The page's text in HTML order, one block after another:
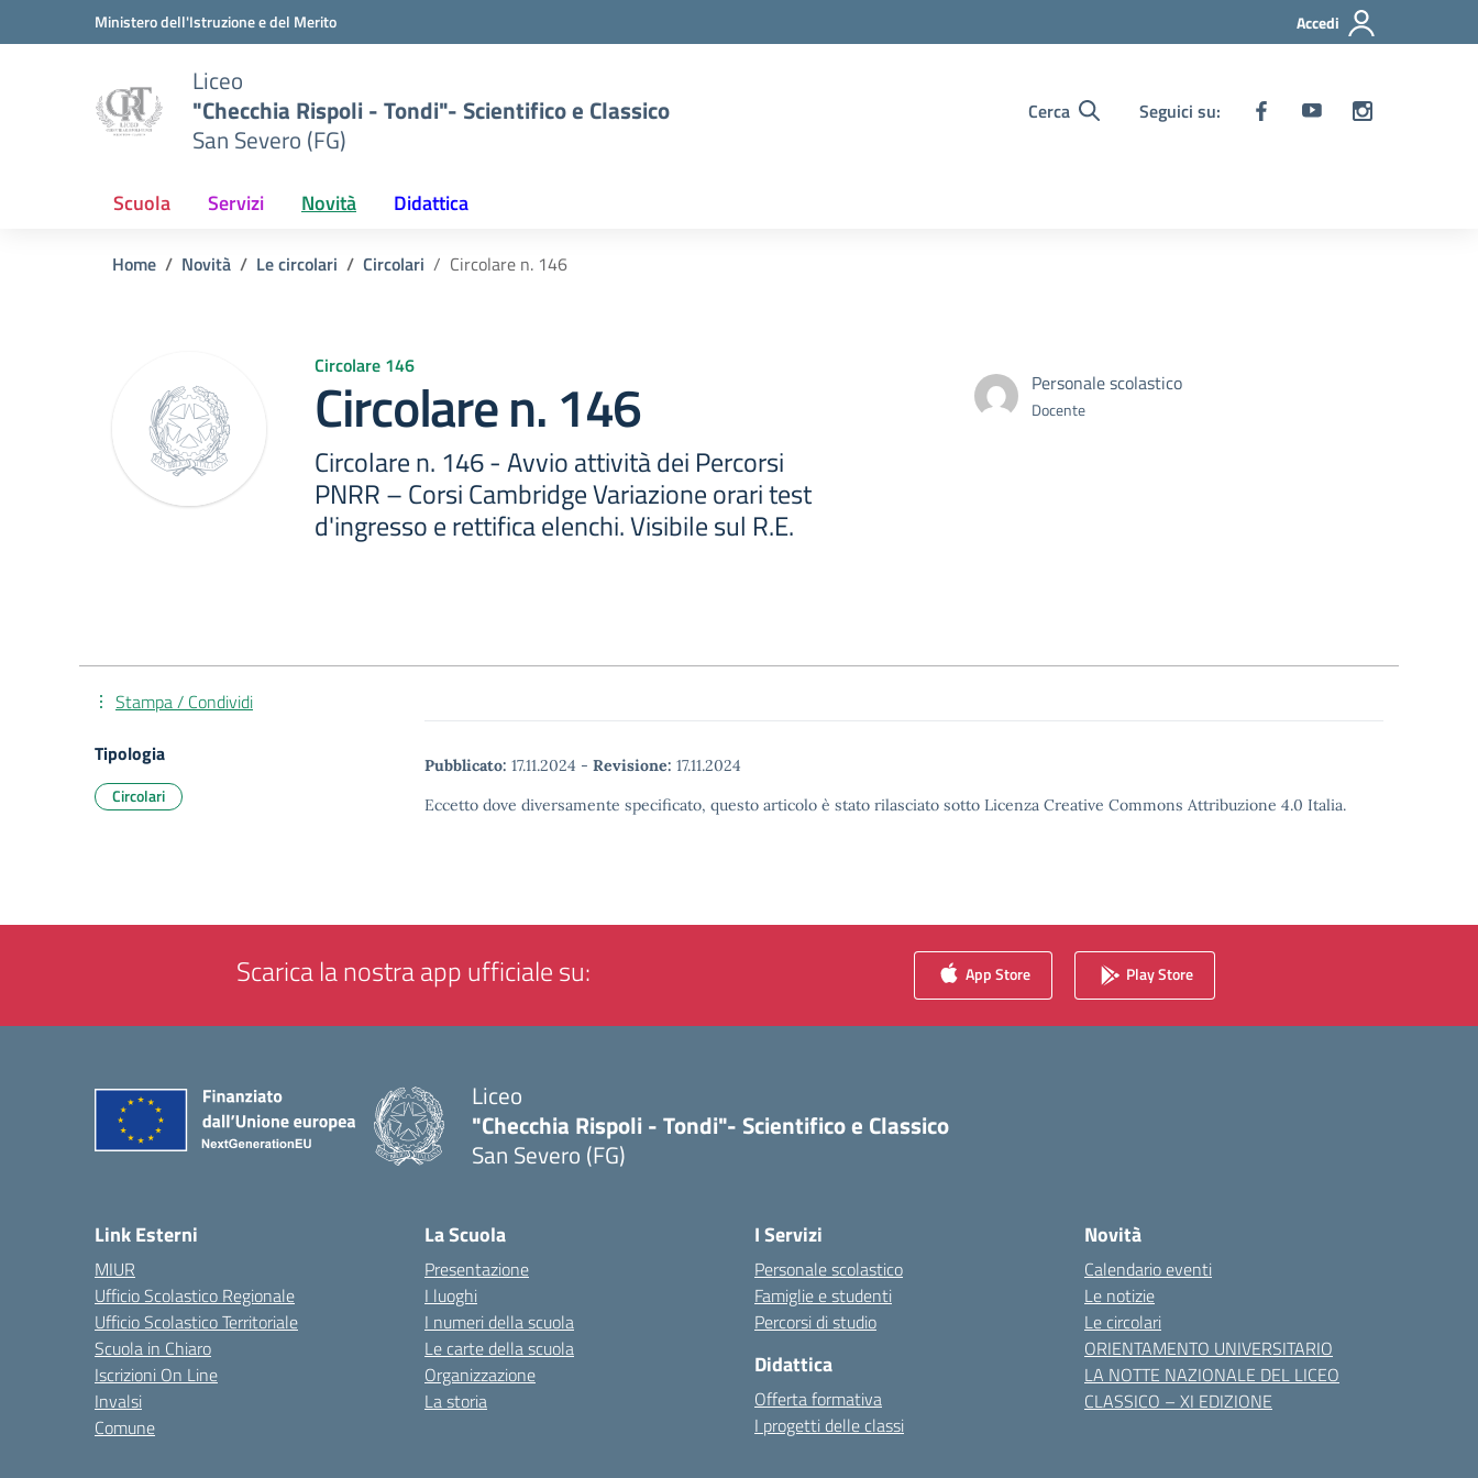
Vai ai contenuti
Vai al menu di navigazioneMinistero dell'Istruzione e del Merito Accedi
Liceo
"Checchia Rispoli - Tondi"- Scientifico e Classico
San Severo (FG)
Cerca Seguici su:
Scuola Servizi Novità Didattica
Home Novità Le circolari Circolari Circolare n. 146
Circolare 146
Circolare n. 146
Circolare n. 146 - Avvio attività dei Percorsi
PNRR – Corsi Cambridge Variazione orari test
d'ingresso e rettifica elenchi. Visibile sul R.E.
Personale scolastico
Docente
Pubblicato: 17.11.2024 - Revisione: 17.11.2024
Eccetto dove diversamente specificato, questo articolo è stato rilasciato sotto Licenza Creative Commons Attribuzione 4.0 Italia.
Stampa / Condividi
Tipologia
Circolari
Scarica la nostra app ufficiale su: App Store Play Store
Liceo
"Checchia Rispoli - Tondi"- Scientifico e Classico
San Severo (FG)
Link Esterni
MIUR
Ufficio Scolastico Regionale
Ufficio Scolastico Territoriale
Scuola in Chiaro
Iscrizioni On Line
Invalsi
Comune
La Scuola
Presentazione
I luoghi
I numeri della scuola
Le carte della scuola
Organizzazione
La storia
I Servizi
Personale scolastico
Famiglie e studenti
Percorsi di studio
Didattica
Offerta formativa
I progetti delle classi
Novità
Calendario eventi
Le notizie
Le circolari
ORIENTAMENTO UNIVERSITARIO
LA NOTTE NAZIONALE DEL LICEO
CLASSICO – XI EDIZIONE